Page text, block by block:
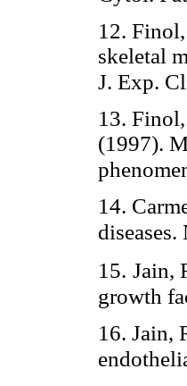
12.
skeletal
J. Exp.
13.
(1997).
14.
15. Jain,
growth
16. Jain,